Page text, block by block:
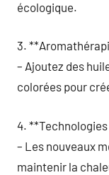
écologique.
3.
– Ajoutez des
colorées pour
4.
– Les nouveaux
maintenir la